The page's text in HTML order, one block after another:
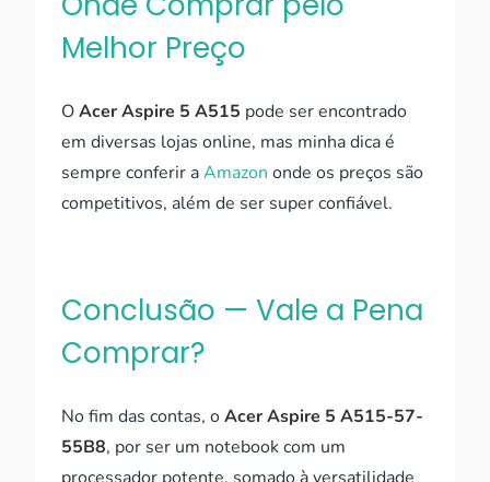
Melhor Preço
OAcer Aspire 5 A515 pode ser encontrado
em diversas lojas online, mas minha dica é
sempre conferir aAmazon onde os preços são
competitivos, além de ser super confiável.
Conclusão — Vale a Pena
Comprar?
No fim das contas, oAcer Aspire 5 A515-57-
55B8, por ser um notebook com um